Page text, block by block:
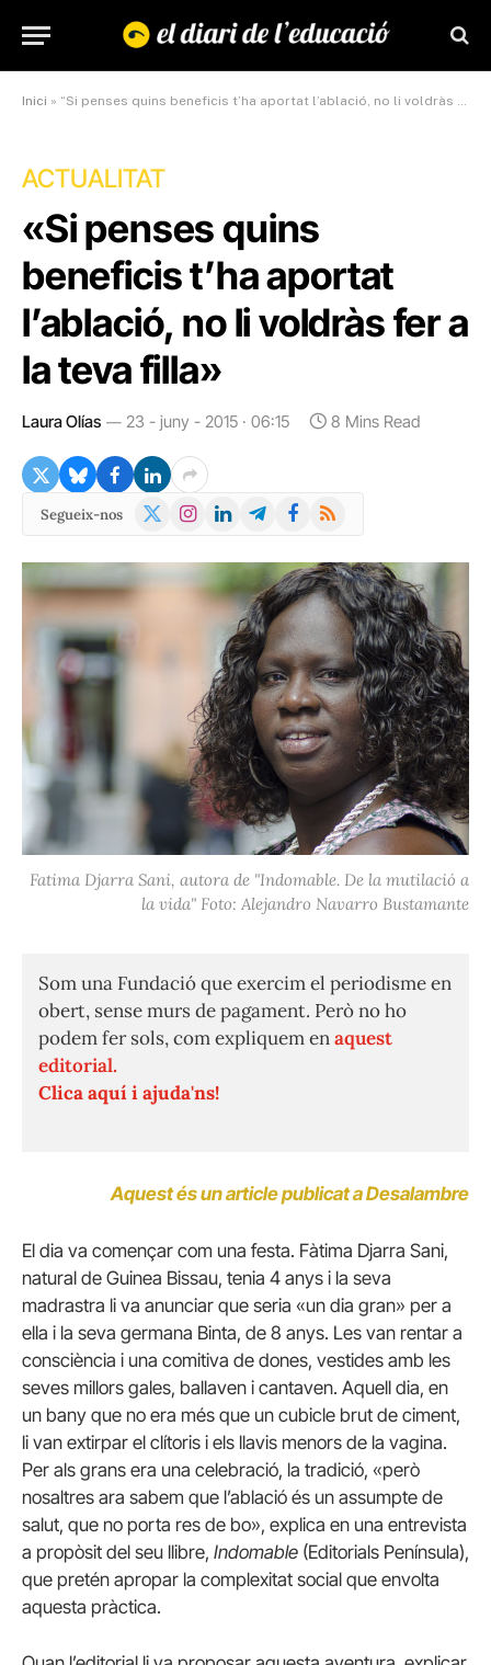
Inici » “Si penses quins beneficis t’ha aportat l’ablació, no li voldràs fer a la teva filla”
ACTUALITAT
«Si penses quins
beneficis t’ha aportat
l’ablació, no li voldràs fer a
la teva filla»
Laura Olías 23 - juny - 2015 · 06:15 8 Mins Read
Segueix-nos
X
Instagram
LinkedInTelegramFacebook
RSS
Fatima Djarra Sani, autora de "Indomable. De la mutilació a
la vida" Foto: Alejandro Navarro Bustamante
Som una Fundació que exercim el periodisme en
obert, sense murs de pagament. Però no ho
podem fer sols, com expliquem enaquest
editorial.
Clica aquí i ajuda'ns!
Aquest és un article publicat a Desalambre
El dia va començar com una festa. Fàtima Djarra Sani,
natural de Guinea Bissau, tenia 4 anys i la seva
madrastra li va anunciar que seria «un dia gran» per a
ella i la seva germana Binta, de 8 anys. Les van rentar a
consciència i una comitiva de dones, vestides amb les
seves millors gales, ballaven i cantaven. Aquell dia, en
un bany que no era més que un cubicle brut de ciment,
li van extirpar el clítoris i els llavis menors de la vagina.
Per als grans era una celebració, la tradició, «però
nosaltres ara sabem que l’ablació és un assumpte de
salut, que no porta res de bo», explica en una entrevista
a propòsit del seu llibre, Indomable (Editorials Península),
que pretén apropar la complexitat social que envolta
aquesta pràctica.